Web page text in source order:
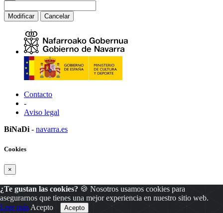
Modificar Cancelar
Contacto
-
Aviso legal
BiNaDi - navarra.es
¿Te gustan las cookies? 🍪 Nosotros usamos cookies para
asegurarnos que tienes una mejor experiencia en nuestro sitio web.
Leer más Acepto
Cookies
×